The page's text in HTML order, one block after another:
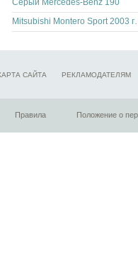
Серый Mercedes-Benz 190
Mitsubishi
САЙТА РЕКЛАМОДАТЕЛЯМ
Правила Положение о